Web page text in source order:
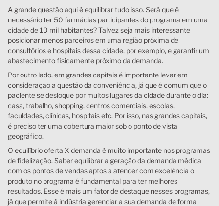
A grande questão aqui é equilibrar tudo isso. Será que é
necessário ter 50 farmácias participantes do programa em uma
cidade de 10 mil habitantes? Talvez seja mais interessante
posicionar menos parceiros em uma região próxima de
consultórios e hospitais dessa cidade, por exemplo, e garantir um
abastecimento fisicamente próximo da demanda.
Por outro lado, em grandes capitais é importante levar em
consideração a questão da conveniência, já que é comum que o
paciente se desloque por muitos lugares da cidade durante o dia:
casa, trabalho, shopping, centros comerciais, escolas,
faculdades, clínicas, hospitais etc. Por isso, nas grandes capitais,
é preciso ter uma cobertura maior sob o ponto de vista
geográfico.
O equilíbrio oferta X demanda é muito importante nos programas
de fidelização. Saber equilibrar a geração da demanda médica
com os pontos de vendas aptos a atender com excelência o
produto no programa é fundamental para ter melhores
resultados. Esse é mais um fator de destaque nesses programas,
já que permite à indústria gerenciar a sua demanda de forma